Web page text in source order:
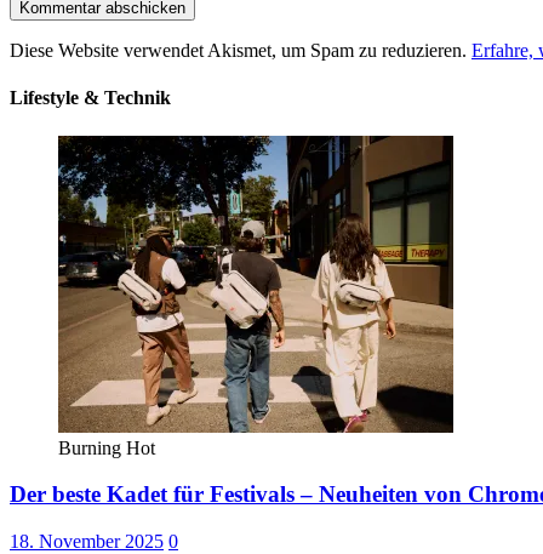
Diese Website verwendet Akismet, um Spam zu reduzieren. Erfahre,
Lifestyle & Technik
Burning Hot
Der beste Kadet für Festivals – Neuheiten von
18. November 2025 0